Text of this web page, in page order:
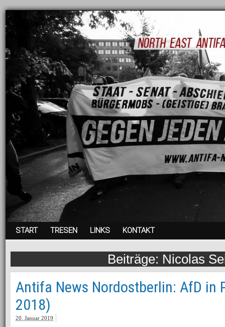
START TRESEN LINKS KONTAKT
Nicolas
Antifa News Nordostberlin: AfD in
2018)
20. Januar 2019